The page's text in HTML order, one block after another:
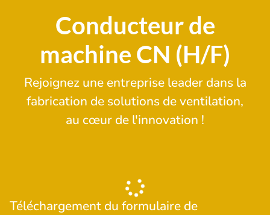
Conducteur de
machine CN (H/F)
Rejoignez une entreprise leader dans la
fabrication de solutions de ventilation,
au cœur de l'innovation !
Téléchargement du formulaire de